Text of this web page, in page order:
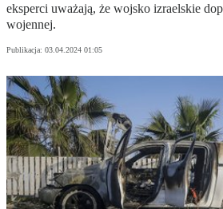
eksperci uważają, że wojsko izraelskie
wojennej.
Publikacja: 03.04.2024 01:05